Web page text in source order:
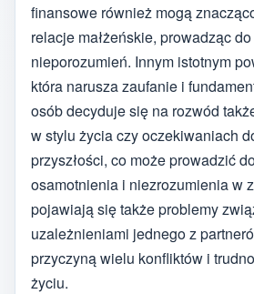
finansowe również mogą
relacje małżeńskie, prowadząc
nieporozumień. Innym istotnym
która narusza zaufanie i
osób decyduje się na rozwód
w stylu życia czy oczekiwaniach
przyszłości, co może prowadzić
osamotnienia i niezrozumienia w
pojawiają się także problemy
uzależnieniami jednego z
przyczyną wielu konfliktów i
życiu.